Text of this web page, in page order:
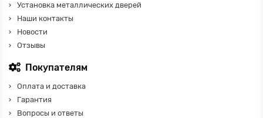
Установка металлических дверей
Наши контакты
Новости
Отзывы
Покупателям
Оплата и доставка
Гарантия
Вопросы и ответы